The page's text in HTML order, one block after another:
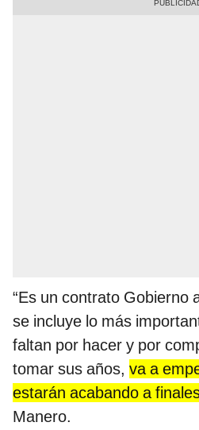
“Es un contrato Gobierno
se incluye lo más
faltan por hacer y por
tomar sus años, va a
estarán acabando a
Manero.